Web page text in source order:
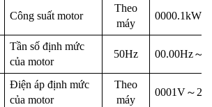
Công suất motor
Theo
máy
0000.1kW
Tần số định mức
của motor
50Hz 00.00Hz～
Điện áp định mức
của motor
Theo
máy
0001V～